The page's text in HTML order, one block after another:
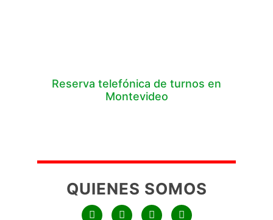
Reserva telefónica de turnos en
Montevideo
QUIENES SOMOS